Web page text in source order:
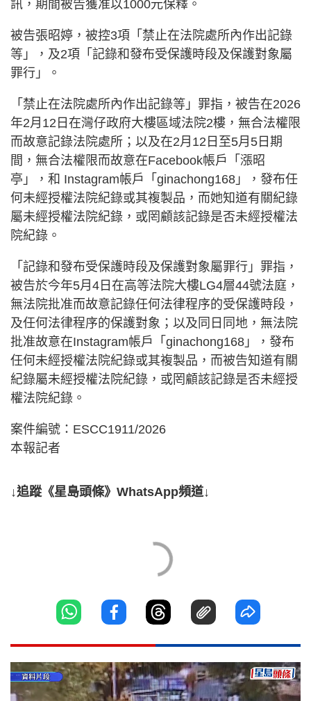
訊，期間被告獲准以1000元保釋。
被告張昭婷，被控3項「禁止在法院處所內作出記錄
等」，及2項「記錄和發布受保護時段及保護對象屬
罪行」。
「禁止在法院處所內作出記錄等」罪指，被告在2026
年2月12日在灣仔政府大樓區域法院2樓，無合法權限
而故意記錄法院處所；以及在2月12日至5月5日期
間，無合法權限而故意在Facebook帳戶「漲昭
亭」，和 Instagram帳戶「ginachong168」，發布任
何未經授權法院紀錄或其複製品，而她知道有關紀錄
屬未經授權法院紀錄，或罔顧該記錄是否未經授權法
院紀錄。
「記錄和發布受保護時段及保護對象屬罪行」罪指，
被告於今年5月4日在高等法院大樓LG4層44號法庭，
無法院批准而故意記錄任何法律程序的受保護時段，
及任何法律程序的保護對象；以及同日同地，無法院
批准故意在Instagram帳戶「ginachong168」，發布
任何未經授權法院紀錄或其複製品，而被告知道有關
紀錄屬未經授權法院紀錄，或罔顧該記錄是否未經授
權法院紀錄。
案件編號：ESCC1911/2026
本報記者
↓追蹤《星島頭條》WhatsApp頻道↓